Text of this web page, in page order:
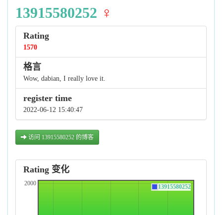
13915580252 ♀
Rating
1570
格言
Wow, dabian, I really love it.
register time
2022-06-12 15:40:47
访问 13915580252 的博客
Rating 变化
2000
13915580252